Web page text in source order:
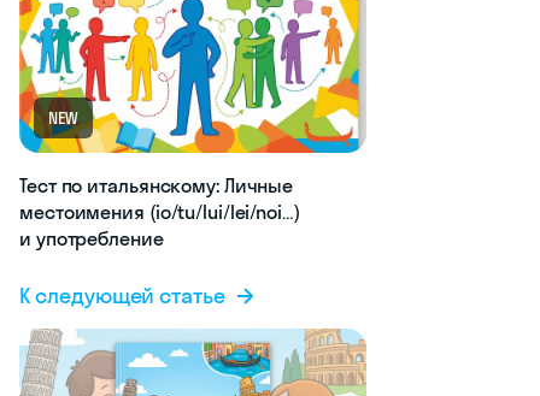
NEW
Тест по итальянскому: Личные
местоимения (io/tu/lui/lei/noi…)
и употребление
К следующей статье